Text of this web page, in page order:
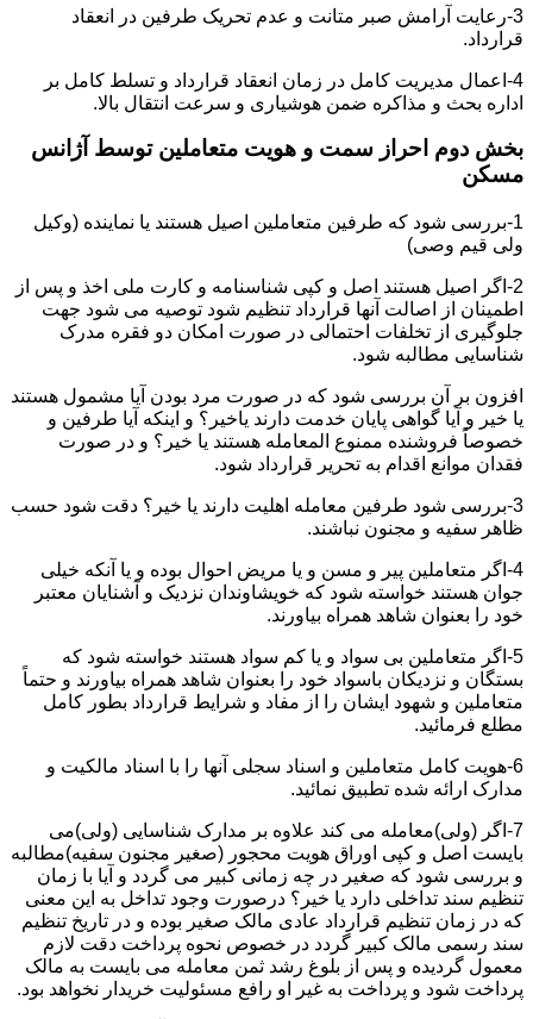
3-رعایت آرامش صبر متانت و عدم تحریک طرفین در انعقاد
قرارداد.
4-اعمال مدیریت کامل در زمان انعقاد قرارداد و تسلط کامل بر
اداره بحث و مذاکره ضمن هوشیاری و سرعت انتقال بالا.
بخش دوم احراز سمت و هویت متعاملین توسط آژانس
مسکن
1-بررسی شود که طرفین متعاملین اصیل هستند یا نماینده (وکیل
ولی قیم وصی)
2-اگر اصیل هستند اصل و کپی شناسنامه و کارت ملی اخذ و پس از
اطمینان از اصالت آنها قرارداد تنظیم شود توصیه می شود جهت
جلوگیری از تخلفات احتمالی در صورت امکان دو فقره مدرک
شناسایی مطالبه شود.
افزون بر آن بررسی شود که در صورت مرد بودن آیا مشمول هستند
یا خیر و آیا گواهی پایان خدمت دارند یاخیر؟ و اینکه آیا طرفین و
خصوصاً فروشنده ممنوع المعامله هستند یا خیر؟ و در صورت
فقدان موانع اقدام به تحریر قرارداد شود.
3-بررسی شود طرفین معامله اهلیت دارند یا خیر؟ دقت شود حسب
ظاهر سفیه و مجنون نباشند.
4-اگر متعاملین پیر و مسن و یا مریض احوال بوده و یا آنکه خیلی
جوان هستند خواسته شود که خویشاوندان نزدیک و آشنایان معتبر
خود را بعنوان شاهد همراه بیاورند.
5-اگر متعاملین بی سواد و یا کم سواد هستند خواسته شود که
بستگان و نزدیکان باسواد خود را بعنوان شاهد همراه بیاورند و حتماً
متعاملین و شهود ایشان را از مفاد و شرایط قرارداد بطور کامل
مطلع فرمائید.
6-هویت کامل متعاملین و اسناد سجلی آنها را با اسناد مالکیت و
مدارک ارائه شده تطبیق نمائید.
7-اگر (ولی)معامله می کند علاوه بر مدارک شناسایی (ولی)می
بایست اصل و کپی اوراق هویت محجور (صغیر مجنون سفیه)مطالبه
و بررسی شود که صغیر در چه زمانی کبیر می گردد و آیا با زمان
تنظیم سند تداخلی دارد یا خیر؟ درصورت وجود تداخل به این معنی
که در زمان تنظیم قرارداد عادی مالک صغیر بوده و در تاریخ تنظیم
سند رسمی مالک کبیر گردد در خصوص نحوه پرداخت دقت لازم
معمول گردیده و پس از بلوغ رشد ثمن معامله می بایست به مالک
پرداخت شود و پرداخت به غیر او رافع مسئولیت خریدار نخواهد بود.